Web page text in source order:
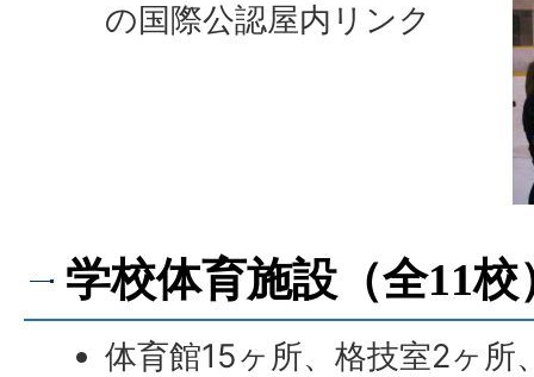
の国際公認屋内リンク
学校体育施設（全11校
体育館15ヶ所、格技室2ヶ所